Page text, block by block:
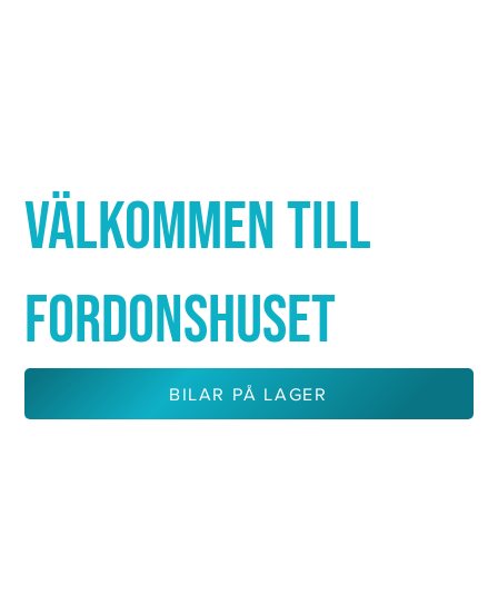
VÄLKOMMEN TILL
FORDONSHUSET
BILAR PÅ LAGER